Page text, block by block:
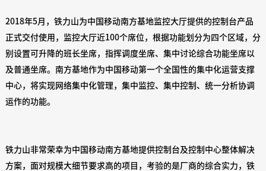
2018年5月，铁力山为中国移动南方基地监控大厅提供的控制台产品
正式交付使用，监控大厅近100个席位，根据功能划分为四个区域，分
别设置可升降的班长坐席，指挥调度坐席、集中讨论综合功能坐席以
及普通坐席。南方基地作为中国移动第一个全国性的集中化运营支撑
中心，将实现网络集中化管理，集中监控、集中控制、统一分析协调
运作的功能。
铁力山非常荣幸为中国移动南方基地提供控制台及控制中心整体解决
方案，面对规模大细节要求高的项目，考验的是厂商的综合实力，铁